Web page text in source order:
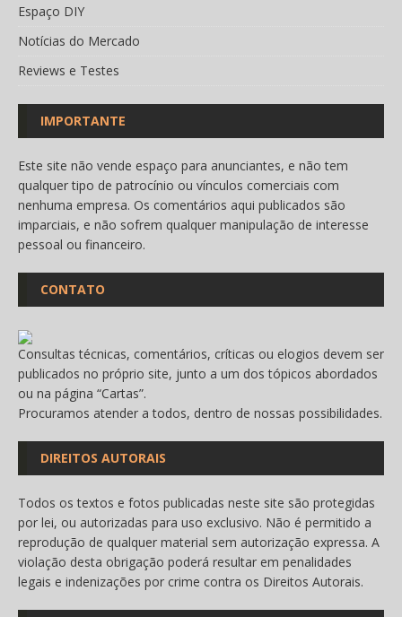
Espaço DIY
Notícias do Mercado
Reviews e Testes
IMPORTANTE
Este site não vende espaço para anunciantes, e não tem
qualquer tipo de patrocínio ou vínculos comerciais com
nenhuma empresa. Os comentários aqui publicados são
imparciais, e não sofrem qualquer manipulação de interesse
pessoal ou financeiro.
CONTATO
Consultas técnicas, comentários, críticas ou elogios devem ser
publicados no próprio site, junto a um dos tópicos abordados
ou na página “Cartas”.
Procuramos atender a todos, dentro de nossas possibilidades.
DIREITOS AUTORAIS
Todos os textos e fotos publicadas neste site são protegidas
por lei, ou autorizadas para uso exclusivo. Não é permitido a
reprodução de qualquer material sem autorização expressa. A
violação desta obrigação poderá resultar em penalidades
legais e indenizações por crime contra os Direitos Autorais.